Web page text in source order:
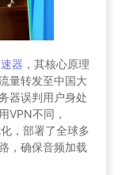
器 ，其核心原理
量转发至中国大
器误判用户身处
VPN不同，
，部署了全球多
，确保音频加载